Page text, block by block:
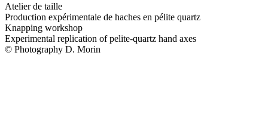
Atelier de taille
Production expérimentale de haches en pélite quartz
Knapping workshop
Experimental replication of pelite-quartz hand axes
© Photography D. Morin